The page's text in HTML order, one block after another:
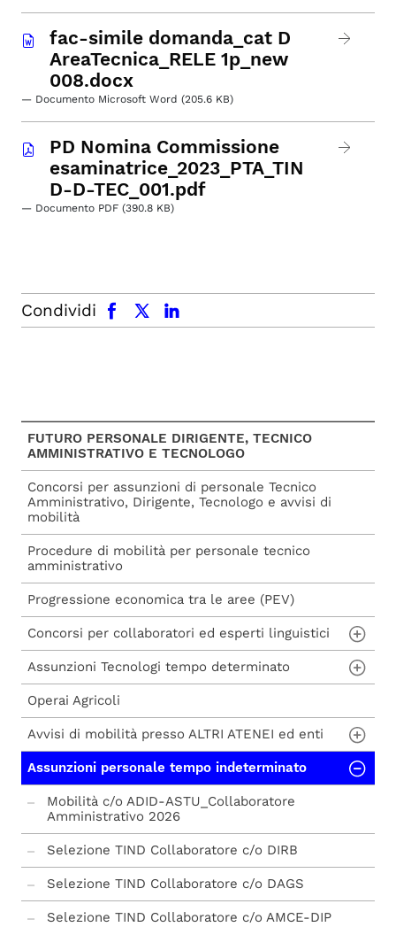
fac-simile domanda_cat D
AreaTecnica_RELE 1p_new
008.docx
— Documento Microsoft Word (205.6 KB)
PD Nomina Commissione
esaminatrice_2023_PTA_TIN
D-D-TEC_001.pdf
— Documento PDF (390.8 KB)
Condividi
facebook x.com linkedin
FUTURO PERSONALE DIRIGENTE, TECNICO
AMMINISTRATIVO E TECNOLOGO
Concorsi per assunzioni di personale Tecnico
Amministrativo, Dirigente, Tecnologo e avvisi di
mobilità
Procedure di mobilità per personale tecnico
amministrativo
Progressione economica tra le aree (PEV)
Concorsi per collaboratori ed esperti linguistici
Concorsi per collaboratori ed esperti
linguistici e avvisi di mobilità
Assunzioni Tecnologi tempo determinato
Assunzioni Tecnologo tempo determinato
(art. 24 bis - Legge 240/2010)
Operai Agricoli
Avvisi di mobilità presso ALTRI ATENEI ed enti
Università degli Studi di Milano - Bicocca
Università degli Studi di Milano - Bicocca
Università di Padova
Università degli Studi di Milano
Sapienza Università di Roma
Assunzioni personale tempo indeterminato
Mobilità c/o ADID-ASTU_Collaboratore
Amministrativo 2026
Selezione TIND Collaboratore c/o DIRB
Selezione TIND Collaboratore c/o DAGS
Selezione TIND Collaboratore c/o AMCE-DIP